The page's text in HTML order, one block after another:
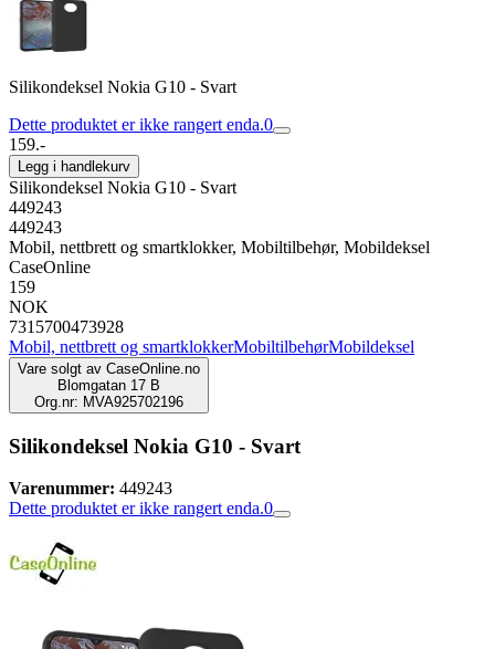
Silikondeksel Nokia G10 - Svart
Dette produktet er ikke rangert enda.0
159.-
Legg i handlekurv
Silikondeksel Nokia G10 - Svart
449243
449243
Mobil, nettbrett og smartklokker, Mobiltilbehør, Mobildeksel
CaseOnline
159
NOK
7315700473928
Mobil, nettbrett og smartklokkerMobiltilbehørMobildeksel
Vare solgt av CaseOnline.no
Blomgatan 17 B
Org.nr: MVA925702196
Silikondeksel Nokia G10 - Svart
Varenummer: 449243
Dette produktet er ikke rangert enda.0